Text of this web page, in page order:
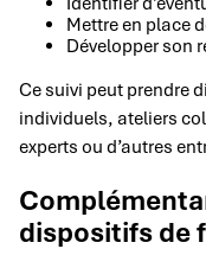
Mettre en place
Développer son
Ce suivi peut prendre
individuels, ateliers
experts ou d’autres
dispositifs de